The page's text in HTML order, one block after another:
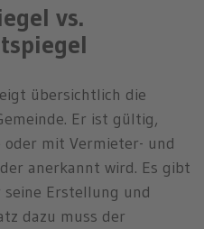
vs.
übersichtlich die
Er ist gültig,
oder mit Vermieter- und
anerkannt wird. Es gibt
Erstellung und
dazu muss der